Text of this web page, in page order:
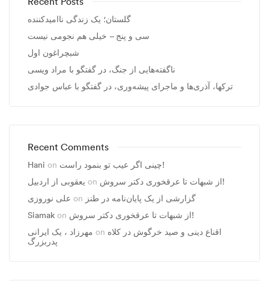
گلستان؛ یک زندگی ناامیدکننده
سی و پنج – خیلی هم نجومی نیست
شبچراغون اول
ناگفته‌هایی از جنگ، در گفتگو با مراد ویسی
ترکها، آذری‌ها و ماجرای پیشه‌وری، در گفتگو با عباس جوادی
Recent Comments
Hani on
چینی اگر عیب تو بنمود راست!
یعقوبی از اردبیل on
از شبهات تا عرقخوری دکتر سروش!
علی نوروزی on گزارشی از یک پایان‌نامه در طنز
Siamak on
از شبهات تا عرقخوری دکتر سروش!
مهرزاد ، يک ايرانی on اقناع دینی و صید خرگوش در کلاه
پدربزرگ